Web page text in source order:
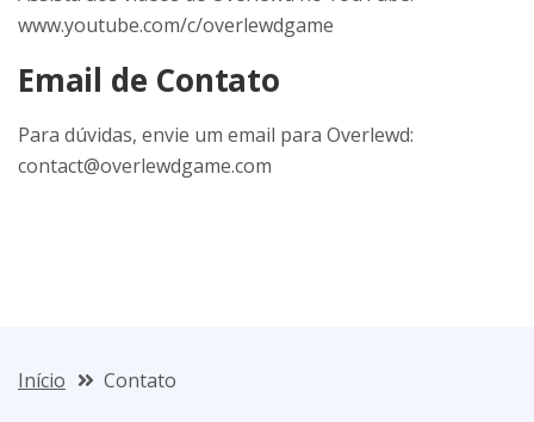
www.youtube.com/c/overlewdgame
Email de Contato
Para dúvidas, envie um email para Overlewd:
contact@overlewdgame.com
Início Contato